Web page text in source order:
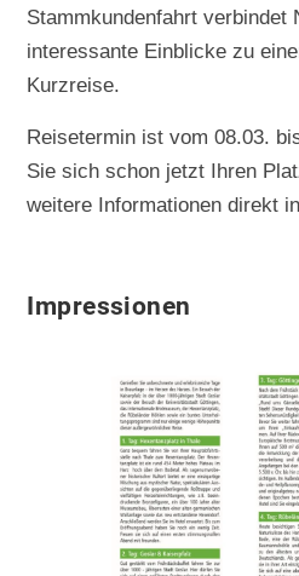
Stammkundenfahrt verbindet
interessante Einblicke zu
Kurzreise.
Reisetermin ist vom 08.03.
Sie sich schon jetzt Ihren
weitere Informationen direkt
Impressionen